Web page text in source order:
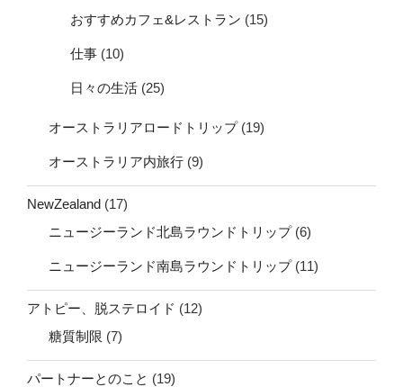
おすすめカフェ&レストラン (15)
仕事 (10)
日々の生活 (25)
オーストラリアロードトリップ(19)
オーストラリア内旅行 (9)
NewZealand (17)
ニュージーランド北島ラウンドトリップ(6)
ニュージーランド南島ラウンドトリップ(11)
アトピー、脱ステロイド (12)
糖質制限 (7)
パートナーとのこと (19)